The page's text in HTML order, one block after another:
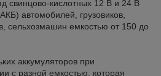
свинцово-кислотных 12 В и 24 В
автомобилей, грузовиков,
сельхозмашин емкостью от 150 до
аккумуляторов при
с разной емкостью, которая